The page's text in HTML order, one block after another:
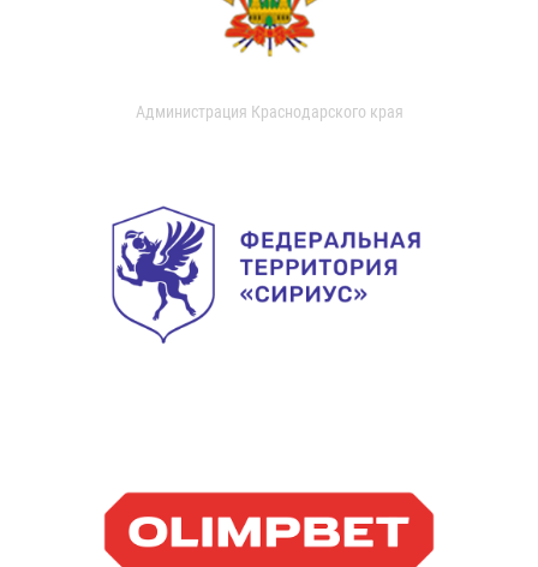
Администрация Краснодарского края